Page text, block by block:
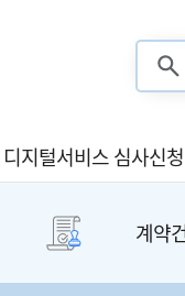
디지털서비스 심사신청
계약